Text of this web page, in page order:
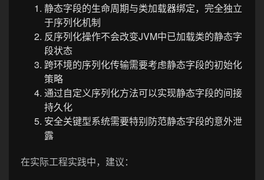
静态字段的生命周期与类加载器绑定，完全独立
于序列化机制
反序列化操作不会改变JVM中已加载类的静态字
段状态
跨环境的序列化传输需要考虑静态字段的初始化
策略
通过自定义序列化方法可以实现静态字段的间接
持久化
安全关键型系统需要特别防范静态字段的意外泄
露
在实际工程实践中，建议：